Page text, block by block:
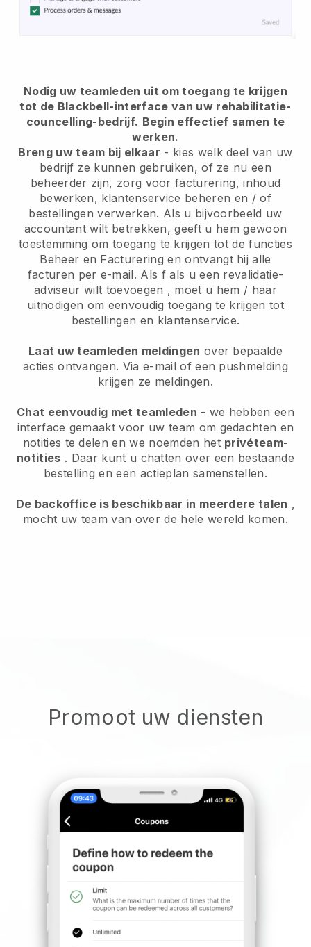
Nodig uw teamleden uit om toegang te krijgen
tot de Blackbell-interface van uw rehabilitatie-
councelling-bedrijf. Begin effectief samen te
werken.
Breng uw team bij elkaar - kies welk deel van uw
bedrijf ze kunnen gebruiken, of ze nu een
beheerder zijn, zorg voor facturering, inhoud
bewerken, klantenservice beheren en / of
bestellingen verwerken. Als u bijvoorbeeld uw
accountant wilt betrekken, geeft u hem gewoon
toestemming om toegang te krijgen tot de functies
Beheer en Facturering en ontvangt hij alle
facturen per e-mail. Als f als u een revalidatie-
adviseur wilt toevoegen , moet u hem / haar
uitnodigen om eenvoudig toegang te krijgen tot
bestellingen en klantenservice.
Laat uw teamleden meldingen over bepaalde
acties ontvangen. Via e-mail of een pushmelding
krijgen ze meldingen.
Chat eenvoudig met teamleden - we hebben een
interface gemaakt voor uw team om gedachten en
notities te delen en we noemden het privéteam-
notities . Daar kunt u chatten over een bestaande
bestelling en een actieplan samenstellen.
De backoffice is beschikbaar in meerdere talen ,
mocht uw team van over de hele wereld komen.
Promoot uw diensten